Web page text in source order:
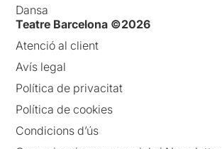
Dansa
Teatre Barcelona ©2026
Atenció al client
Avís legal
Política de privacitat
Política de cookies
Condicions d’ús